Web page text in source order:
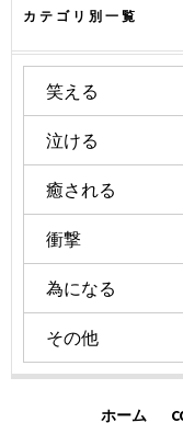
カテゴリ別一覧
笑える
泣ける
癒される
衝撃
為になる
その他
ホーム